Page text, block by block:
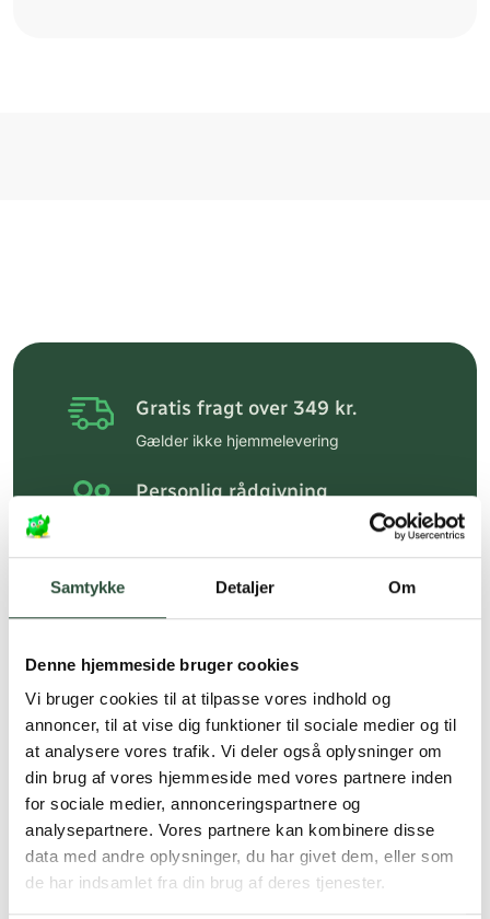
Samtykke Detaljer Om
Denne hjemmeside bruger cookies
Vi bruger cookies til at tilpasse vores indhold og
annoncer, til at vise dig funktioner til sociale medier og til
at analysere vores trafik. Vi deler også oplysninger om
din brug af vores hjemmeside med vores partnere inden
for sociale medier, annonceringspartnere og
analysepartnere. Vores partnere kan kombinere disse
data med andre oplysninger, du har givet dem, eller som
de har indsamlet fra din brug af deres tjenester.
Gratis fragt over 349 kr.
Gælder ikke hjemmelevering
Personlig rådgivning
Hurtig levering (30 min. i Kbh)
Faste lave priser*
*Gælder ikke ernæringsprodukter.
Stort udvalg af kendte
produkter
Vi tilbyder et stort udvalg af kendte
cremer, vitaminer og andre spændende
produkter – altid til fast lav pris.
Læs mere om Uglecare.dk her